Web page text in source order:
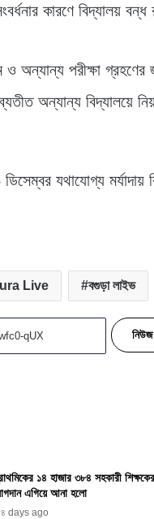
কারণে বিদ্যালয় বন্ধ
অন্যান্য পরীক্ষা গ্রহণের
অন্যান্য বিদ্যালয়ে
যথাযোগ্য মর্যাদায়
Live বগুড়া লাইভ
১৪ হাজার ৩৮৪ সহকারী
এগিয়ে আনা হলো
৪ days ago